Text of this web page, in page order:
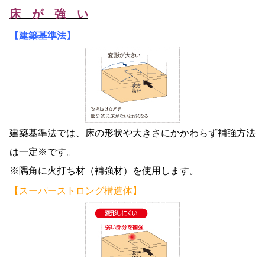
床 が 強 い
【建築基準法】
建築基準法では、床の形状や大きさにかかわらず補強方法
は一定※です。
※隅角に火打ち材（補強材）を使用します。
【スーパーストロング構造体】